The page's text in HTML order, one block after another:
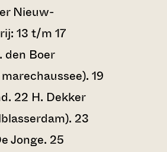
Nieuw-
13 t/m 17
den Boer
19
22 H. Dekker
23
Jonge. 25